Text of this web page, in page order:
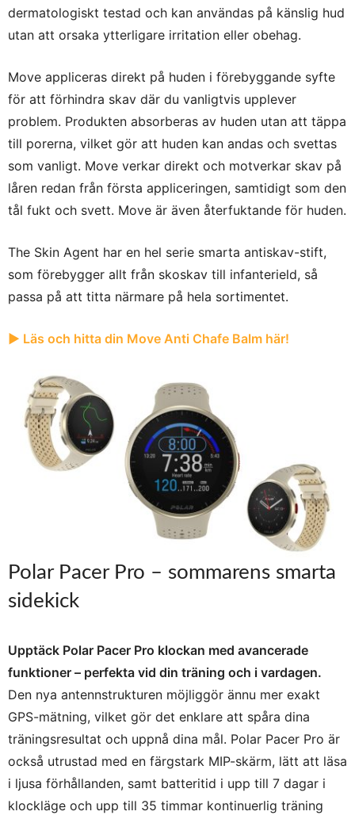
dermatologiskt testad och kan användas på känslig hud
utan att orsaka ytterligare irritation eller obehag.
Move appliceras direkt på huden i förebyggande syfte
för att förhindra skav där du vanligtvis upplever
problem. Produkten absorberas av huden utan att täppa
till porerna, vilket gör att huden kan andas och svettas
som vanligt. Move verkar direkt och motverkar skav på
låren redan från första appliceringen, samtidigt som den
tål fukt och svett. Move är även återfuktande för huden.
The Skin Agent har en hel serie smarta antiskav-stift,
som förebygger allt från skoskav till infanterield, så
passa på att titta närmare på hela sortimentet.
► Läs och hitta din Move Anti Chafe Balm här!
Polar Pacer Pro – sommarens smarta
sidekick
Upptäck Polar Pacer Pro klockan med avancerade
funktioner – perfekta vid din träning och i vardagen.
Den nya antennstrukturen möjliggör ännu mer exakt
GPS-mätning, vilket gör det enklare att spåra dina
träningsresultat och uppnå dina mål. Polar Pacer Pro är
också utrustad med en färgstark MIP-skärm, lätt att läsa
i ljusa förhållanden, samt batteritid i upp till 7 dagar i
klockläge och upp till 35 timmar kontinuerlig träning